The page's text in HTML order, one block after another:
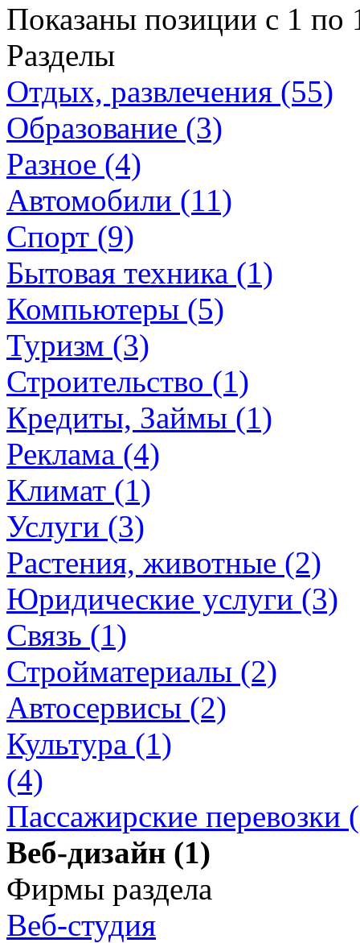
Показаны позиции с 1 по
Разделы
Отдых, развлечения (55)
Образование (3)
Разное (4)
Автомобили (11)
Спорт (9)
Бытовая техника (1)
Компьютеры (5)
Туризм (3)
Строительство (1)
Кредиты, Займы (1)
Реклама (4)
Климат (1)
Услуги (3)
Растения, животные (2)
Юридические услуги (3)
Связь (1)
Стройматериалы (2)
Автосервисы (2)
Культура (1)
(4)
Пассажирские перевозки
Веб-дизайн (1)
Фирмы раздела
Веб-студия